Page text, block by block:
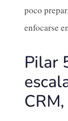
poco
enfocarse
Pilar